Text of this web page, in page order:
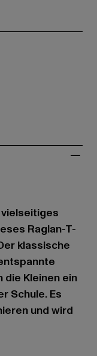
vielseitiges
Raglan-T-
klassische
Kleinen ein
Schule. Es
und wird